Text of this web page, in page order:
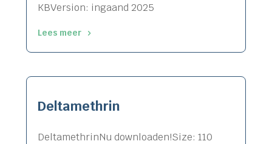
KBVersion: ingaand 2025
Lees meer
Deltamethrin
DeltamethrinNu downloaden!Size: 110